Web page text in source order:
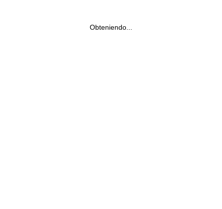
Obteniendo...